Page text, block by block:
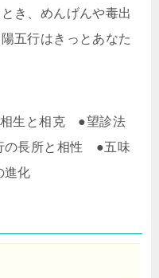
き、めんげんや毒出
五行はきっとあなた
生と相克 ●望診法
の長所と相性 ●五味
化